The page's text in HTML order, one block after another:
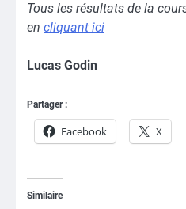
Tous les résultats de la
en cliquant ici
Lucas Godin
Partager :
Facebook X
Similaire